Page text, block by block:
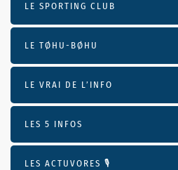
LE SPORTING CLUB
LE TØHU-BØHU
LE VRAI DE L’INFO
LES 5 INFOS
LES ACTUVORES 🎙